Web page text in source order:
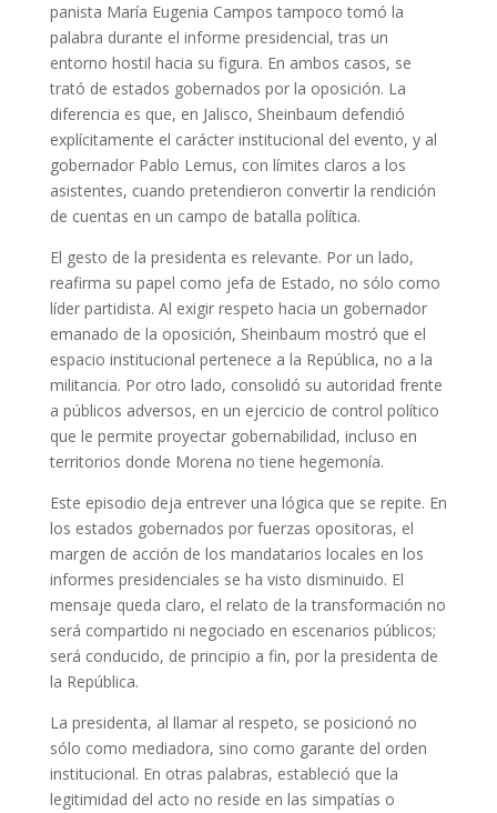
panista María Eugenia Campos tampoco tomó la
palabra durante el informe presidencial, tras un
entorno hostil hacia su figura. En ambos casos, se
trató de estados gobernados por la oposición. La
diferencia es que, en Jalisco, Sheinbaum defendió
explícitamente el carácter institucional del evento, y al
gobernador Pablo Lemus, con límites claros a los
asistentes, cuando pretendieron convertir la rendición
de cuentas en un campo de batalla política.
El gesto de la presidenta es relevante. Por un lado,
reafirma su papel como jefa de Estado, no sólo como
líder partidista. Al exigir respeto hacia un gobernador
emanado de la oposición, Sheinbaum mostró que el
espacio institucional pertenece a la República, no a la
militancia. Por otro lado, consolidó su autoridad frente
a públicos adversos, en un ejercicio de control político
que le permite proyectar gobernabilidad, incluso en
territorios donde Morena no tiene hegemonía.
Este episodio deja entrever una lógica que se repite. En
los estados gobernados por fuerzas opositoras, el
margen de acción de los mandatarios locales en los
informes presidenciales se ha visto disminuido. El
mensaje queda claro, el relato de la transformación no
será compartido ni negociado en escenarios públicos;
será conducido, de principio a fin, por la presidenta de
la República.
La presidenta, al llamar al respeto, se posicionó no
sólo como mediadora, sino como garante del orden
institucional. En otras palabras, estableció que la
legitimidad del acto no reside en las simpatías o